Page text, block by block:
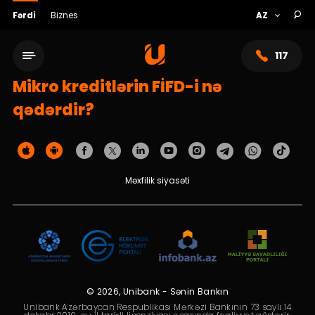
Fərdi Biznes
117
Xidmət şəbəkəsi
Bank haqqında
Mikro kreditlərin FİFD-i nə
qədərdir?
Məxfilik siyasəti
© 2026, Unibank - Sənin Bankın
Unibank Azərbaycan Respublikası Mərkəzi Bankının 73 saylı 14